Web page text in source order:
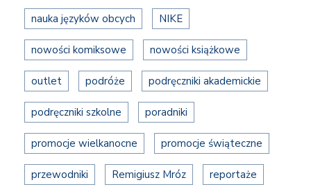
nauka języków obcych NIKE
nowości komiksowe nowości książkowe
outlet podróże podręczniki akademickie
podręczniki szkolne poradniki
promocje wielkanocne promocje świąteczne
przewodniki Remigiusz Mróz reportaże